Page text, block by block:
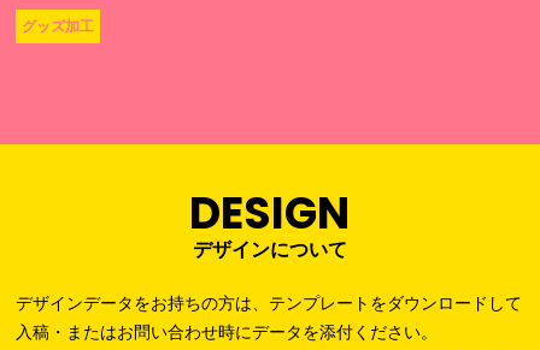
グッズ加工
DESIGN
デザインについて
デザインデータをお持ちの方は、テンプレートをダウンロードして
入稿・またはお問い合わせ時にデータを添付ください。